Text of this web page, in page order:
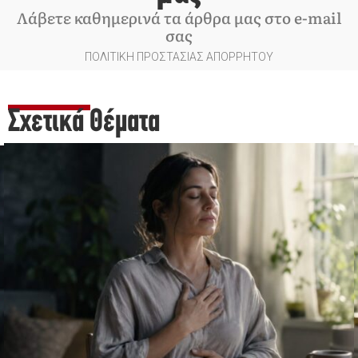
Λάβετε καθημερινά τα άρθρα μας στο e-mail
σας
ΠΟΛΙΤΙΚΗ ΠΡΟΣΤΑΣΙΑΣ ΑΠΟΡΡΗΤΟΥ
Σχετικά Θέματα